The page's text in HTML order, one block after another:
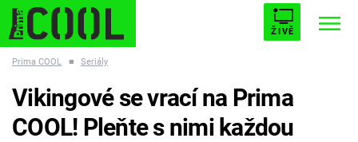
ŽIVĚ
ESCAPE PLNEJ KOTEL AVENGERS 5
Prima COOL ■ Seriály
Vikingové se vrací na Prima
COOL! Pleňte s nimi každou